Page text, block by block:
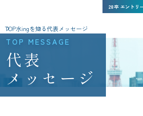
メインコンテンツにスキップ28卒 エントリ
27卒 インタ
水ingを知る
人と仕事
水ingの環境
TOP水ingを知る代表メッセージ